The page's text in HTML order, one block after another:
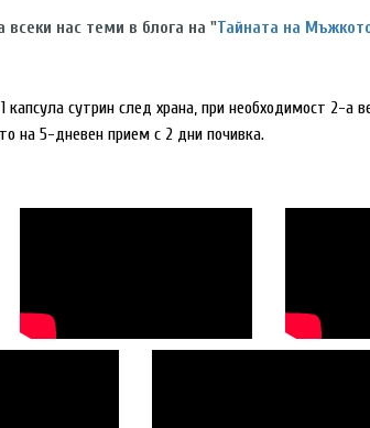
нас теми в блога на "Тайната на
капсула сутрин след храна, при необходимост 2-а
на 5-дневен прием с 2 дни почивка.